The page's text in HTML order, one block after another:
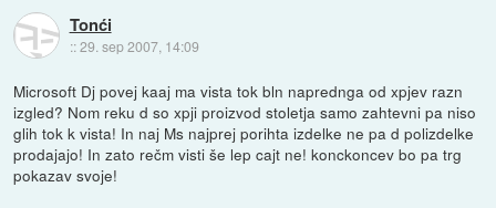
Tonći
::29. sep 2007, 14:09
Microsoft Dj povej kaaj ma vista tok bln naprednga od xpjev razn
izgled? Nom reku d so xpji proizvod stoletja samo zahtevni pa niso
glih tok k vista! In naj Ms najprej porihta izdelke ne pa d polizdelke
prodajajo! In zato rečm visti še lep cajt ne! konckoncev bo pa trg
pokazav svoje!